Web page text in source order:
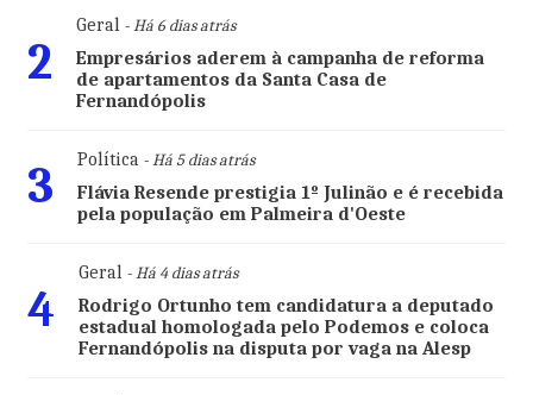
2
Geral- Há 6 dias atrás
Empresários aderem à campanha de reforma
de apartamentos da Santa Casa de
Fernandópolis
3 Política- Há 5 dias atrás
Flávia Resende prestigia 1º Julinão e é recebida
pela população em Palmeira d'Oeste
4
Geral- Há 4 dias atrás
Rodrigo Ortunho tem candidatura a deputado
estadual homologada pelo Podemos e coloca
Fernandópolis na disputa por vaga na Alesp